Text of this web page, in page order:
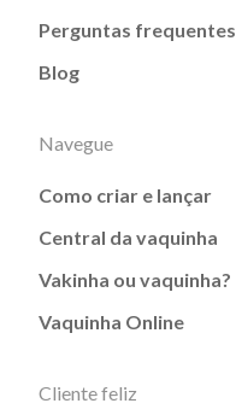
Perguntas frequentes
Blog
Navegue
Como criar e lançar
Central da vaquinha
Vakinha ou vaquinha?
Vaquinha Online
Cliente feliz